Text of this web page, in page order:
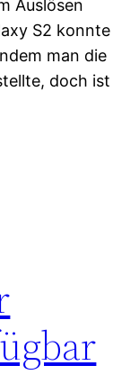
Auslösen
S2 konnte
man die
doch ist